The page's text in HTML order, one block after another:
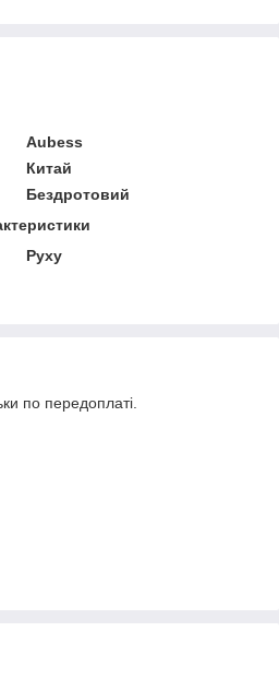
Aubess
Китай
Бездротовий
Руху
по передоплаті.